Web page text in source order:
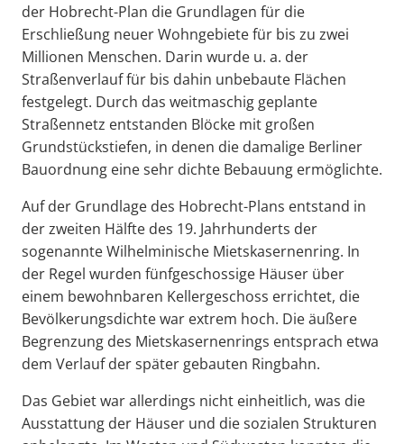
der Hobrecht-Plan die Grundlagen für die
Erschließung neuer Wohngebiete für bis zu zwei
Millionen Menschen. Darin wurde u. a. der
Straßenverlauf für bis dahin unbebaute Flächen
festgelegt. Durch das weitmaschig geplante
Straßennetz entstanden Blöcke mit großen
Grundstückstiefen, in denen die damalige Berliner
Bauordnung eine sehr dichte Bebauung ermöglichte.
Auf der Grundlage des Hobrecht-Plans entstand in
der zweiten Hälfte des 19. Jahrhunderts der
sogenannte Wilhelminische Mietskasernenring. In
der Regel wurden fünfgeschossige Häuser über
einem bewohnbaren Kellergeschoss errichtet, die
Bevölkerungsdichte war extrem hoch. Die äußere
Begrenzung des Mietskasernenrings entsprach etwa
dem Verlauf der später gebauten Ringbahn.
Das Gebiet war allerdings nicht einheitlich, was die
Ausstattung der Häuser und die sozialen Strukturen